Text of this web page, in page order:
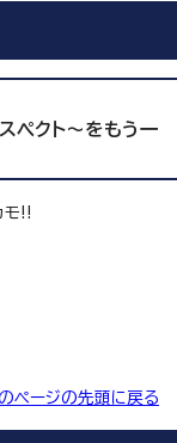
ペクト～をもう一
モ!!
ページの先頭に戻る